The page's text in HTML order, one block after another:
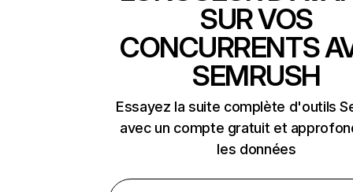
SUR VOS
CONCURRENTS
SEMRUSH
Essayez la suite complète d'outils
avec un compte gratuit et
les données